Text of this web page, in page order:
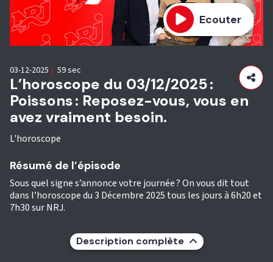
Ecouter
L’horoscope du 03/12/2025 :
Poissons : Reposez-vous, vous en
avez vraiment besoin.
L'horoscope
03-12-2025 | 59 sec
Résumé de l’épisode
Sous quel signe s’annonce votre journée ? On vous dit tout
dans l’horoscope du 3 Décembre 2025 tous les jours à 6h20 et
7h30 sur NRJ.
Description complète